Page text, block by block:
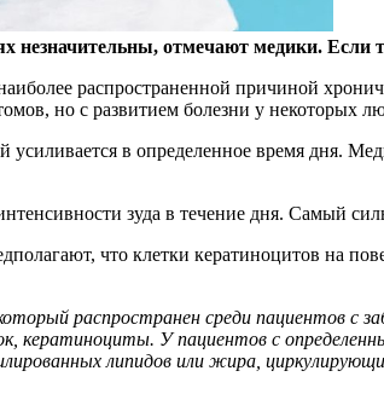
отмечают медики. Если
распространенной причиной
но с развитием болезни у некоторых
в определенное время дня.
зуда в течение дня. Самый
что клетки кератиноцитов на
распространен среди пациентов с
кератиноциты. У пациентов с
липидов или жира,